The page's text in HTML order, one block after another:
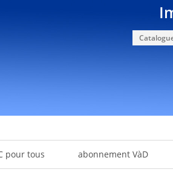
pour tous abonnement VàD